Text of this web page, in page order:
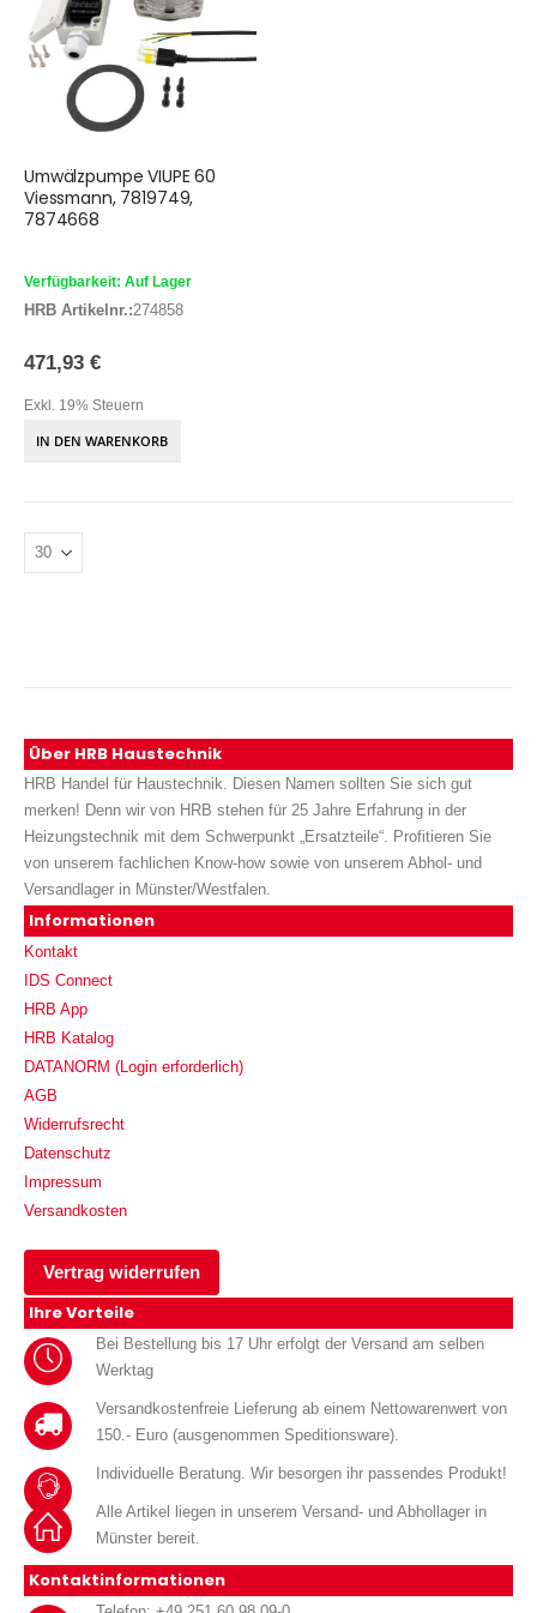
Umwälzpumpe VIUPE 60
Viessmann, 7819749,
7874668
Verfügbarkeit: Auf Lager
HRB Artikelnr.:274858
471,93 €
Exkl. 19% Steuern
IN DEN WARENKORB
Über HRB Haustechnik
HRB Handel für Haustechnik. Diesen Namen sollten Sie sich gut
merken! Denn wir von HRB stehen für 25 Jahre Erfahrung in der
Heizungstechnik mit dem Schwerpunkt „Ersatzteile“. Profitieren Sie
von unserem fachlichen Know-how sowie von unserem Abhol- und
Versandlager in Münster/Westfalen.
Informationen
Kontakt
IDS Connect
HRB App
HRB Katalog
DATANORM (Login erforderlich)
AGB
Widerrufsrecht
Datenschutz
Impressum
Versandkosten
Vertrag widerrufen
Ihre Vorteile
Bei Bestellung bis 17 Uhr erfolgt der Versand am selben
Werktag
Versandkostenfreie Lieferung ab einem Nettowarenwert von
150.- Euro (ausgenommen Speditionsware).
Individuelle Beratung. Wir besorgen ihr passendes Produkt!
Alle Artikel liegen in unserem Versand- und Abhollager in
Münster bereit.
Kontaktinformationen